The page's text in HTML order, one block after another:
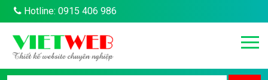
Hotline: 0915 406 986